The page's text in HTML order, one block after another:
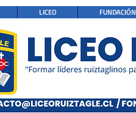
LICEO FUNDACIÓN